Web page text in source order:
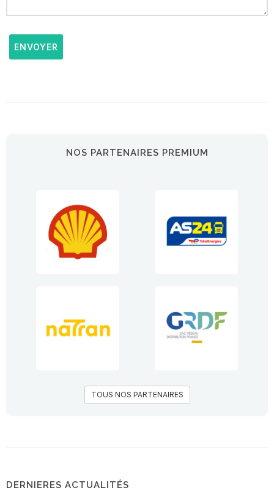
ENVOYER
NOS PARTENAIRES PREMIUM
TOUS NOS PARTENAIRES
DERNIERES ACTUALITÉS